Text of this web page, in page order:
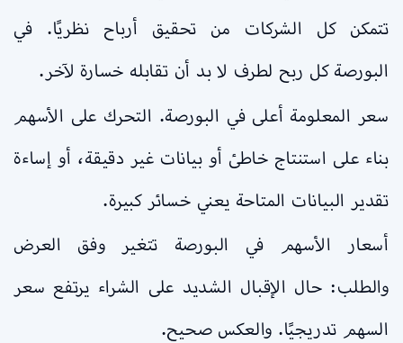
تتمكن كل الشركات من تحقيق أرباح نظريًا. في
البورصة كل ربح لطرف لا بد أن تقابله خسارة لآخر.
سعر المعلومة أعلى في البورصة. التحرك على الأسهم
بناء على استنتاج خاطئ أو بيانات غير دقيقة، أو إساءة
تقدير البيانات المتاحة يعني خسائر كبيرة.
أسعار الأسهم في البورصة تتغير وفق العرض
والطلب: حال الإقبال الشديد على الشراء يرتفع سعر
السهم تدريجيًا. والعكس صحيح.